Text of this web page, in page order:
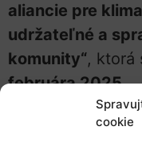
cookie
aliancie pre
udržateľné a
komunity“, ktorá
februára 2025.
Toto dynamické